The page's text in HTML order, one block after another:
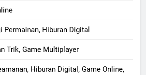
Permainan, Hiburan Digital
Trik, Game Multiplayer
Hiburan Digital, Game Online,